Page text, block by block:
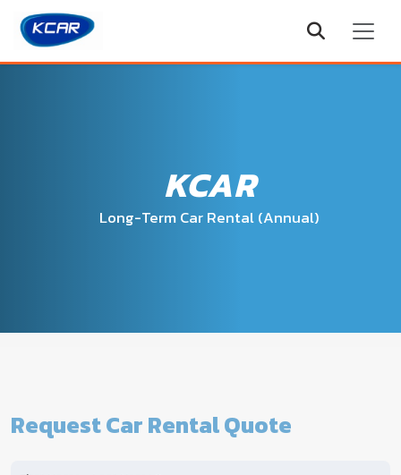
KCAR
Long-Term Car Rental (Annual)
Request Car Rental Quote